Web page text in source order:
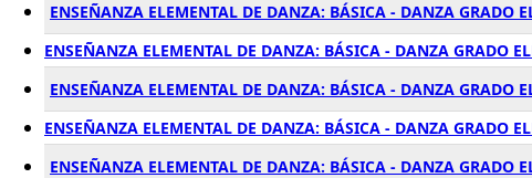
ENSEÑANZA ELEMENTAL DE DANZA: BÁSICA - DANZA GRADO
ENSEÑANZA ELEMENTAL DE DANZA: BÁSICA - DANZA GRADO
ENSEÑANZA ELEMENTAL DE DANZA: BÁSICA - DANZA GRADO
ENSEÑANZA ELEMENTAL DE DANZA: BÁSICA - DANZA GRADO
ENSEÑANZA ELEMENTAL DE DANZA: BÁSICA - DANZA GRADO